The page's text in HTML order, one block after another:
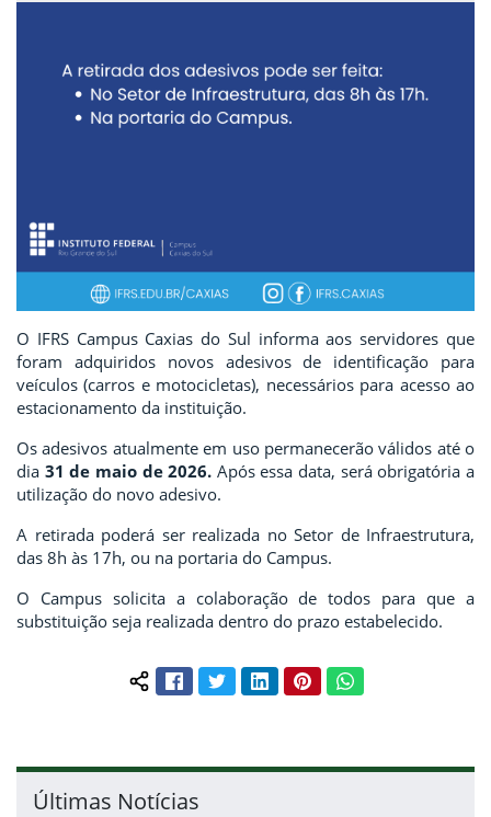
O IFRS Campus Caxias do Sul informa aos servidores que
foram adquiridos novos adesivos de identificação para
veículos (carros e motocicletas), necessários para acesso ao
estacionamento da instituição.
Os adesivos atualmente em uso permanecerão válidos até o
dia 31 de maio de 2026. Após essa data, será obrigatória a
utilização do novo adesivo.
A retirada poderá ser realizada no Setor de Infraestrutura,
das 8h às 17h, ou na portaria do Campus.
O Campus solicita a colaboração de todos para que a
substituição seja realizada dentro do prazo estabelecido.
Compartilhar conteúdo:
FacebookTwitterLinkedInPinterestWhatsApp
Últimas Notícias